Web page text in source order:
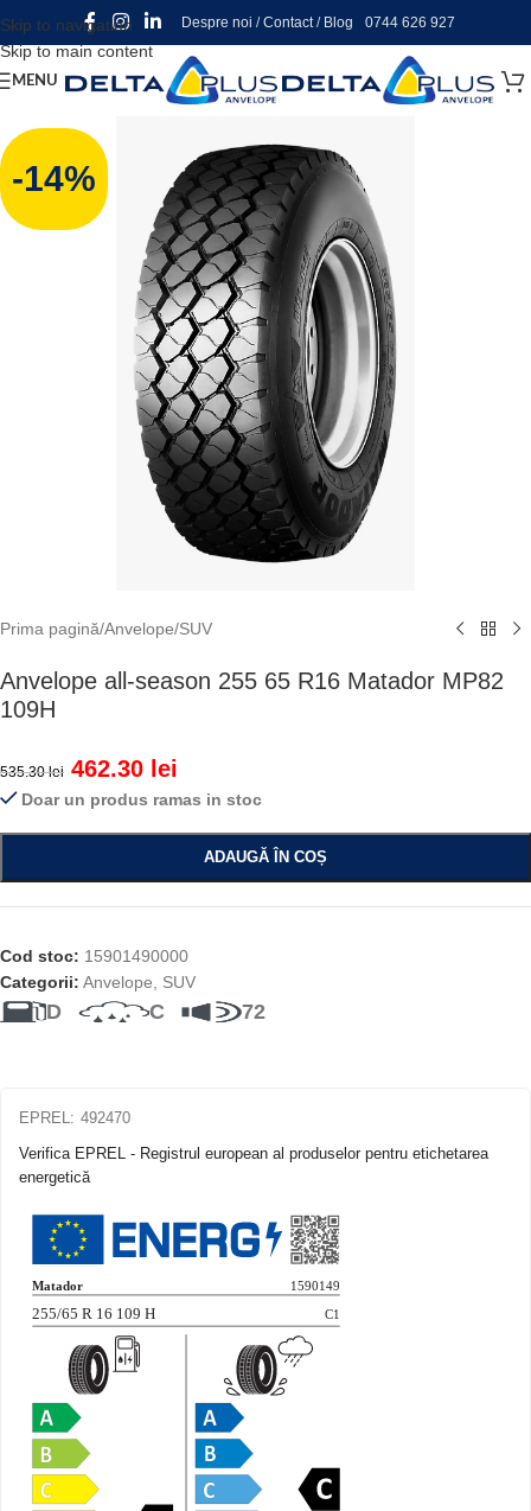
Skip to navigation
Skip to main content
Despre noi /Contact/ Blog 0744 626 927
MENU
-14%
Prima pagină/Anvelope/SUV
Anvelope all-season 255 65 R16 Matador MP82
109H
535.30lei 462.30 lei
Doar un produs ramas in stoc
ADAUGĂ ÎN COȘ
Cod stoc: 15901490000
Categorii: Anvelope SUV
D C 72
EPREL: 492470
Verifica EPREL - Registrul european al produselor pentru etichetarea
energetică